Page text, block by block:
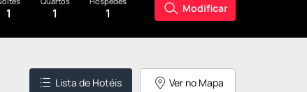
1 1 1 Modificar
Lista de Hotéis Ver no Mapa